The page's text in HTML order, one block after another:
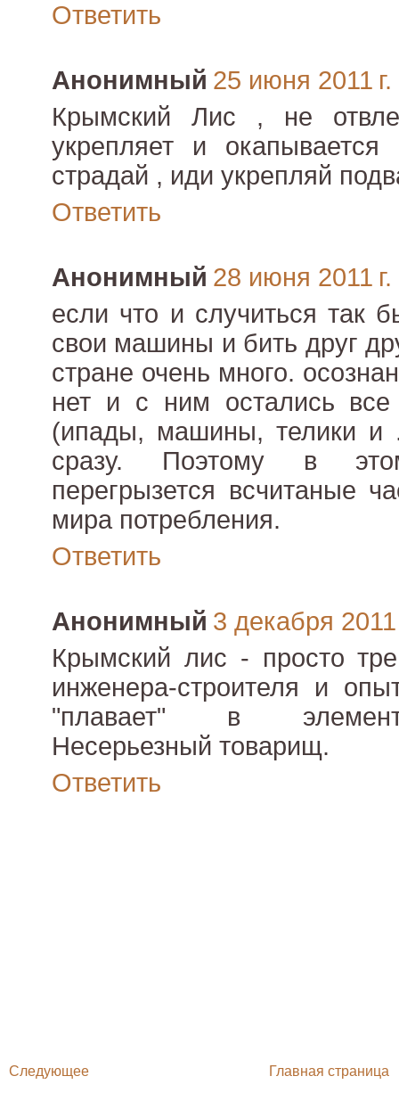
Ответить
Анонимный 25 июня 2011
Крымский Лис , не
укрепляет и
страдай , иди укрепляй
Ответить
Анонимный 28 июня 2011
если что и случиться так
свои машины и бить друг
стране очень много.
нет и с ним остались
(ипады, машины, телики и
сразу. Поэтому в
перегрызется всчитаные
мира потребления.
Ответить
Анонимный 3 декабря 2011
Крымский лис - просто
инженера-строителя и
"плавает" в
Несерьезный товарищ.
Ответить
Следующее Главная страница